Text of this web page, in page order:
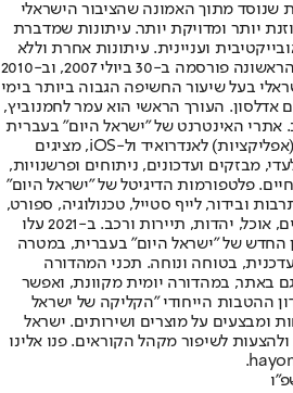
שנוסד מתוך האמונה שהציבור הישראלי
יותר ומדויקת יותר. עיתונות שמדברת
ועניינית. עיתונות אחרת וללא
תשלום. המהדורה המודפסת הראשונה פורסמה ב-30 ביולי 2007, וב-2010
בעל שיעור החשיפה הגבוה ביותר בימי
אדלסון. העורך הראשי הוא עמר לחמנוביץ,
אתרי האינטרנט של "ישראל היום" בעברית
ובאנגלית, כמו כן היישומונים (אפליקציות) לאנדרואיד ול-iOS, מציגים
מבזקים ועדכונים, ניתוחים ופרשנויות,
פלטפורמות הדיגיטל של "ישראל היום"
ובידור, לייף סטייל, טכנולוגיה, ספורט,
כלכלה וצרכנות, בריאות, חיילים, אוכל, יהדות, תיירות ורכב. ב-2021 עלו
החדש של "ישראל היום" בעברית, במטרה
בטוחה ונוחה. תכני המהדורה
באתר, במהדורה יומית מקוונת, ואפשר
ההטבות הייחודי "הקליקה של ישראל
ומבצעים על מוצרים ושירותים. ישראל
לשיפור מקהל הקוראים. פנו אלינו